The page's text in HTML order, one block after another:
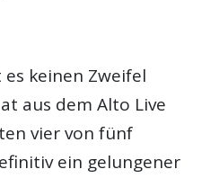
keinen Zweifel
aus dem Alto Live
vier von fünf
ein gelungener